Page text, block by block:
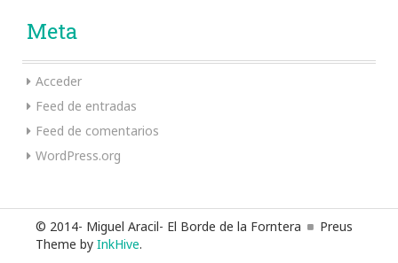
Meta
Acceder
Feed de entradas
Feed de comentarios
WordPress.org
© 2014- Miguel Aracil- El Borde de la Forntera
Preus
Theme by InkHive.